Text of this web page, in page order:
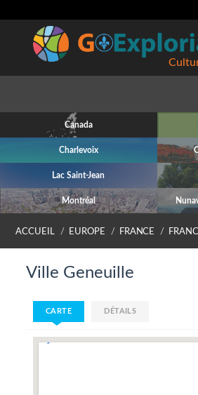
Canada
Charlevoix
Lac Saint-Jean
Montréal
ACCUEIL EUROPE FRANCE
Ville Geneuille
CARTE DÉTAILS